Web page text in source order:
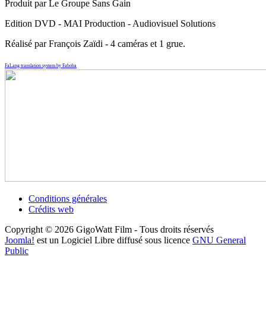
Produit par Le Groupe Sans Gain
Edition DVD - MAI Production - Audiovisuel Solutions
Réalisé par François Zaïdi - 4 caméras et 1 grue.
FaLang translation system by Faboba
Conditions générales
Crédits web
Copyright © 2026 GigoWatt Film - Tous droits réservés
Joomla! est un Logiciel Libre diffusé sous licence GNU General
Public